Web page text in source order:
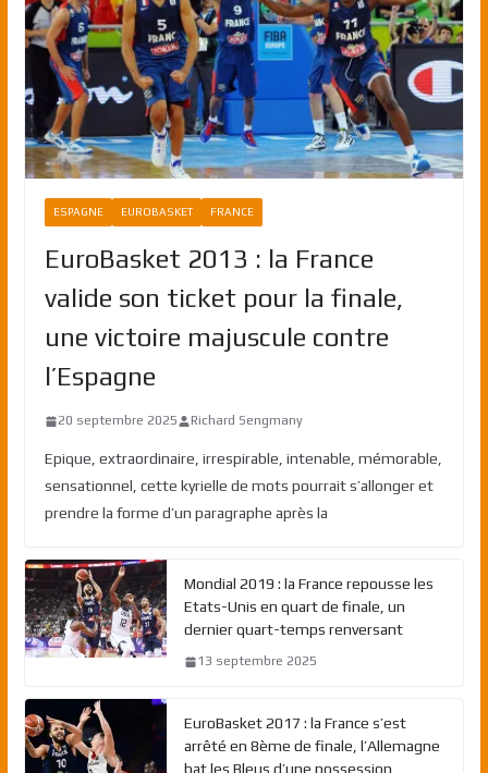
ESPAGNE EUROBASKET FRANCE
EuroBasket 2013 : la France
valide son ticket pour la finale,
une victoire majuscule contre
l’Espagne
20 septembre 2025 Richard Sengmany
Epique, extraordinaire, irrespirable, intenable, mémorable,
sensationnel, cette kyrielle de mots pourrait s’allonger et
prendre la forme d’un paragraphe après la
Mondial 2019 : la France repousse les
Etats-Unis en quart de finale, un
dernier quart-temps renversant
13 septembre 2025
EuroBasket 2017 : la France s’est
arrêté en 8ème de finale, l’Allemagne
bat les Bleus d’une possession